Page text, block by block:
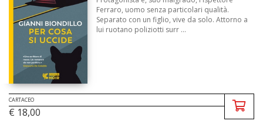
Ferraro, uomo senza particolari qualità.
Separato con un figlio, vive da solo. Attorno a
lui ruotano poliziotti surr ...
CARTACEO
€ 18,00